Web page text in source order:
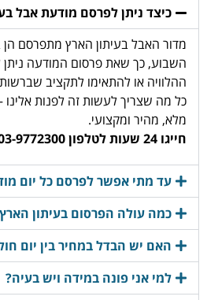
כיצד ניתן לפרסם מודעת אבל
מדור האבל בעיתון הארץ מתפרסם הן
השבוע, כך שאת פרסום המודעה
ההלוויה או להתאימו לתקציב
כל מה שצריך לעשות זה לפנות אלינו
מלא, מהיר ומקצועי.
חייגו 24 שעות לטלפון 03-9772300
עד מתי אפשר לפרסם כל יום
כמה עולה הפרסום בעיתון
האם יש הבדל במחיר בין יום
למי אני פונה במידה ויש בעיה?